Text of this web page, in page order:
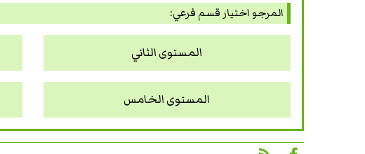
المرجو اختيار قسم فرعي:
المستوى الثاني
المستوى الخامس